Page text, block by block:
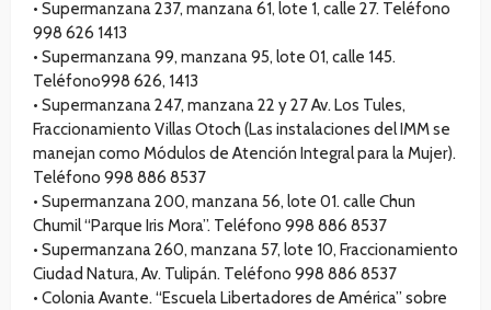
•⁠ ⁠Supermanzana 237, manzana 61, lote 1, calle 27. Teléfono
998 626 1413
•⁠ ⁠Supermanzana 99, manzana 95, lote 01, calle 145.
Teléfono998 626, 1413
•⁠ ⁠Supermanzana 247, manzana 22 y 27 Av. Los Tules,
Fraccionamiento Villas Otoch (Las instalaciones del IMM se
manejan como Módulos de Atención Integral para la Mujer).
Teléfono 998 886 8537
•⁠ ⁠Supermanzana 200, manzana 56, lote 01. calle Chun
Chumil “Parque Iris Mora”. Teléfono 998 886 8537
•⁠ ⁠Supermanzana 260, manzana 57, lote 10, Fraccionamiento
Ciudad Natura, Av. Tulipán. Teléfono 998 886 8537
•⁠ ⁠Colonia Avante. “Escuela Libertadores de América” sobre